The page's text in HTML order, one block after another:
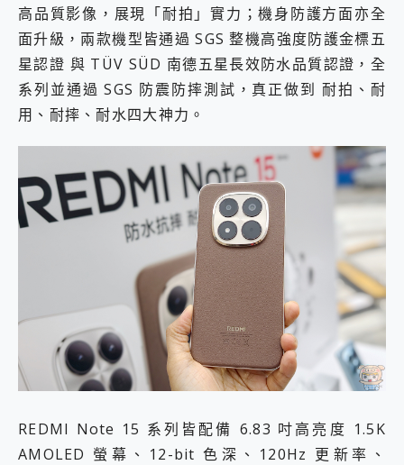
高品質影像，展現「耐拍」實力；機身防護方面亦全
面升級，兩款機型皆通過 SGS 整機高強度防護金標五
星認證 與 TÜV SÜD 南德五星長效防水品質認證，全
系列並通過 SGS 防震防摔測試，真正做到 耐拍、耐
用、耐摔、耐水四大神力。
REDMI Note 15 系列皆配備 6.83 吋高亮度 1.5K
AMOLED 螢幕、12-bit 色深、120Hz 更新率、